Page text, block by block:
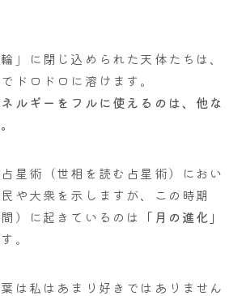
」に閉じ込められた天体たちは、
ドロドロに溶けます。
ルギーをフルに使えるのは、他な
星術（世相を読む占星術）におい
や大衆を示しますが、この時期
間）に起きているのは 「月の進化」
。
は私はあまり好きではありません